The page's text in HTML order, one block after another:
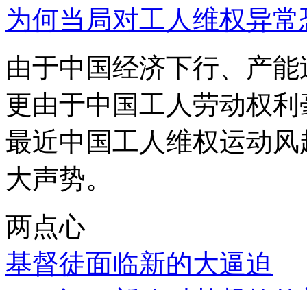
为何当局对工人维权异
由于中国经济下行、产
更由于中国工人劳动权
最近中国工人维权运动
大声势。
两点心
基督徒面临新的大逼迫